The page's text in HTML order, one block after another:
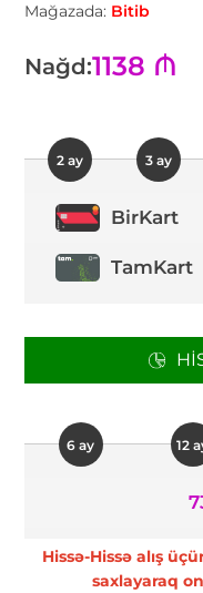
Mağazada: Bitib
Nağd:1138 ₼
2 ay 3 ay
BirKart
TamKart
6 ay 12
Hissə-Hissə alış
saxlayaraq